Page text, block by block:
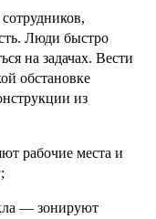
Люди быстро
на задачах. Вести
обстановке
из
рабочие места и
— зонируют